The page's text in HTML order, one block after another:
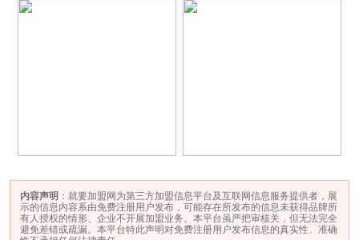
内容声明 ：就要加盟网为第三方加盟信息平台及互联网信息服务提供者，展
示的信息内容系由免费注册用户发布，可能存在所发布的信息未获得品牌所
有人授权的情形、企业不开展加盟业务。本平台虽严把审核关，但无法完全
避免差错或疏漏。本平台特此声明对免费注册用户发布信息的真实性、准确